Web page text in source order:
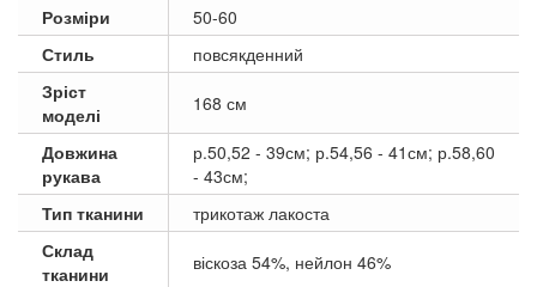
Розміри
50-60
Стиль
повсякденний
Зріст
моделі
168 см
Довжина
рукава
р.50,52 - 39см; р.54,56 - 41см; р.58,60
- 43см;
Тип тканини
трикотаж лакоста
Склад
тканини
віскоза 54%, нейлон 46%